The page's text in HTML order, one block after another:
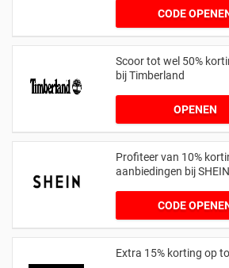
CODE
Scoor tot wel 50%
bij Timberland
OPENEN
Profiteer van 10%
aanbiedingen bij SHEIN
CODE
Extra 15% korting op